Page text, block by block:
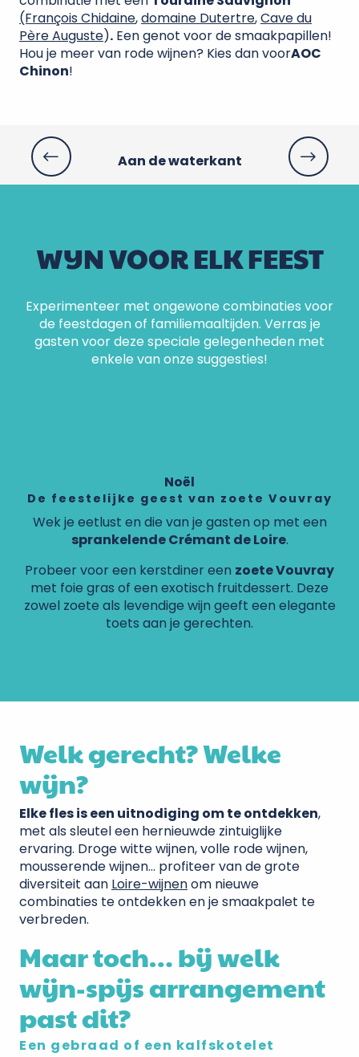
(François Chidaine,domaine Dutertre,Cave du
Père Auguste). Een genot voor de smaakpapillen!
Hou je meer van rode wijnen? Kies dan voorAOC
Chinon!
Aan de waterkant
WIJN VOOR ELK FEEST
Experimenteer met ongewone combinaties voor
de feestdagen of familiemaaltijden. Verras je
gasten voor deze speciale gelegenheden met
enkele van onze suggesties!
Noël
De feestelijke geest van zoete Vouvray
Wek je eetlust en die van je gasten op met een
sprankelende Crémant de Loire.
Probeer voor een kerstdiner een zoete Vouvray
met foie gras of een exotisch fruitdessert. Deze
zowel zoete als levendige wijn geeft een elegante
toets aan je gerechten.
Welk gerecht? Welke
wijn?
Elke fles is een uitnodiging om te ontdekken,
met als sleutel een hernieuwde zintuiglijke
ervaring. Droge witte wijnen, volle rode wijnen,
mousserende wijnen… profiteer van de grote
diversiteit aan Loire-wijnenom nieuwe
combinaties te ontdekken en je smaakpalet te
verbreden.
Maar toch… bij welk
wijn-spijs arrangement
past dit?
Een gebraad of een kalfskotelet